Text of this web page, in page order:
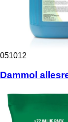
051012
Dammol